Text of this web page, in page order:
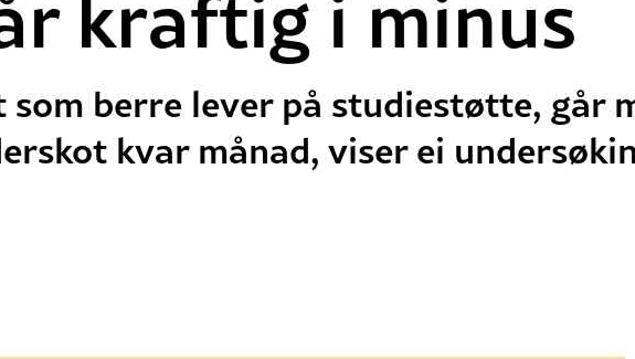
berre lever på studiestøtte, går
kvar månad, viser ei